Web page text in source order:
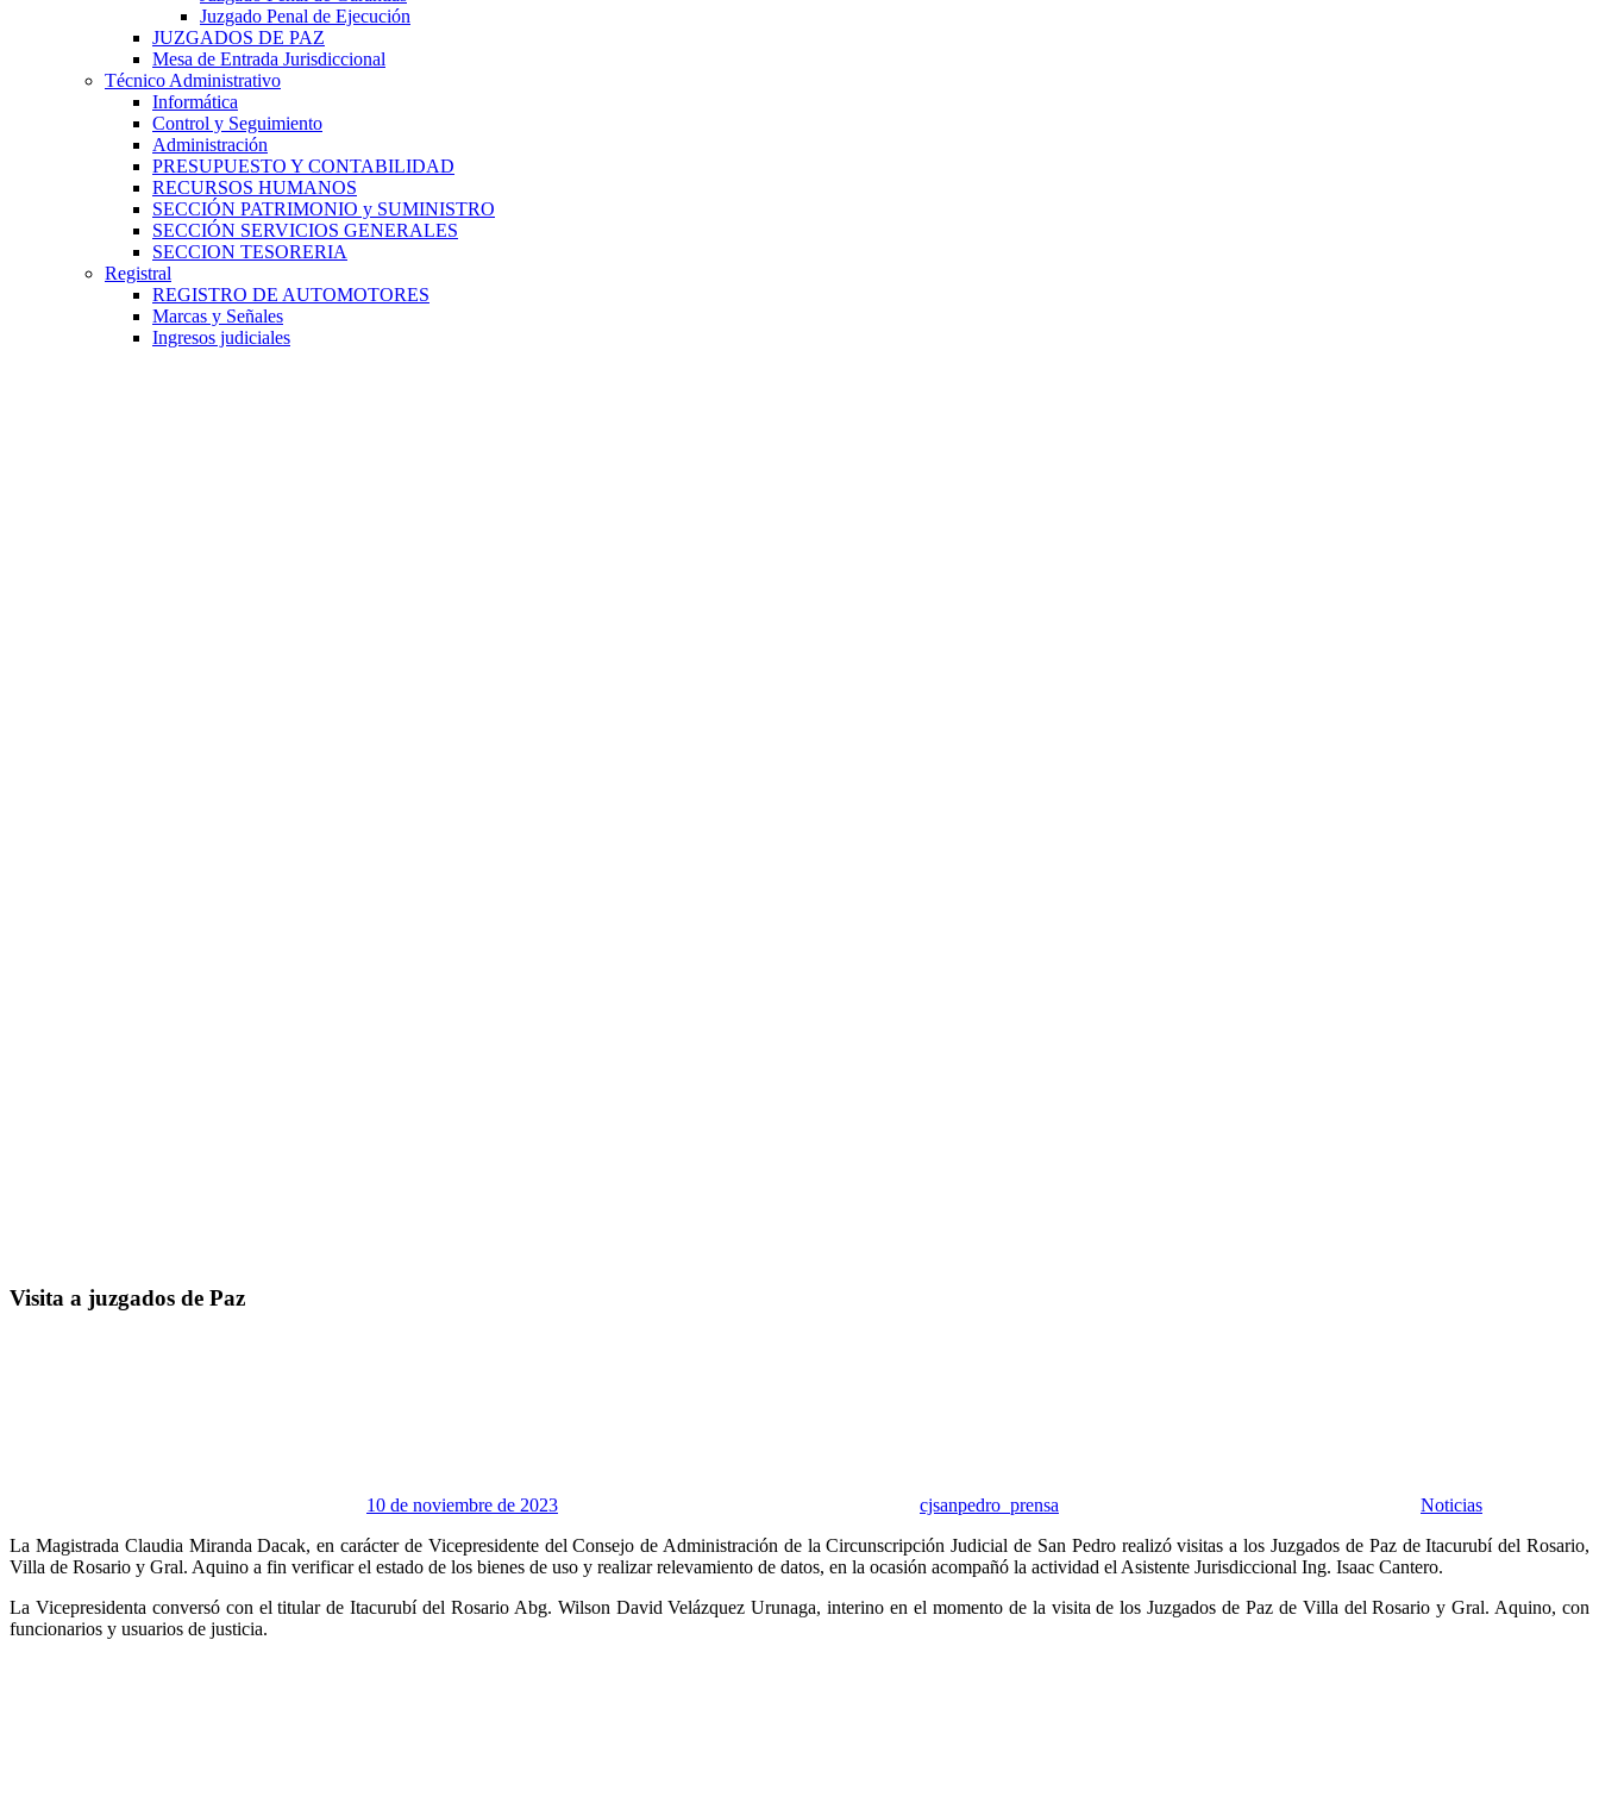
Juzgado Penal de Ejecución
JUZGADOS DE PAZ
Mesa de Entrada Jurisdiccional
Técnico Administrativo
Informática
Control y Seguimiento
Administración
PRESUPUESTO Y CONTABILIDAD
RECURSOS HUMANOS
SECCIÓN PATRIMONIO y SUMINISTRO
SECCIÓN SERVICIOS GENERALES
SECCION TESORERIA
Registral
REGISTRO DE AUTOMOTORES
Marcas y Señales
Ingresos judiciales
Visita a juzgados de Paz
10 de noviembre de 2023 cjsanpedro_prensa
Noticias
La Magistrada Claudia Miranda Dacak, en carácter de Vicepresidente del Consejo de Administración de la Circunscripción Judicial de San Pedro realizó visitas a los Juzgados de Paz de Itacurubí del Rosario,
Villa de Rosario y Gral. Aquino a fin verificar el estado de los bienes de uso y realizar relevamiento de datos, en la ocasión acompañó la actividad el Asistente Jurisdiccional Ing. Isaac Cantero.
La Vicepresidenta conversó con el titular de Itacurubí del Rosario Abg. Wilson David Velázquez Urunaga, interino en el momento de la visita de los Juzgados de Paz de Villa del Rosario y Gral. Aquino, con
funcionarios y usuarios de justicia.